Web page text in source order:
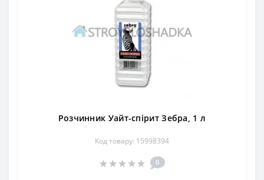
Розчинник Уайт-спірит Зебра, 1 л
Код товару: 15998394
0